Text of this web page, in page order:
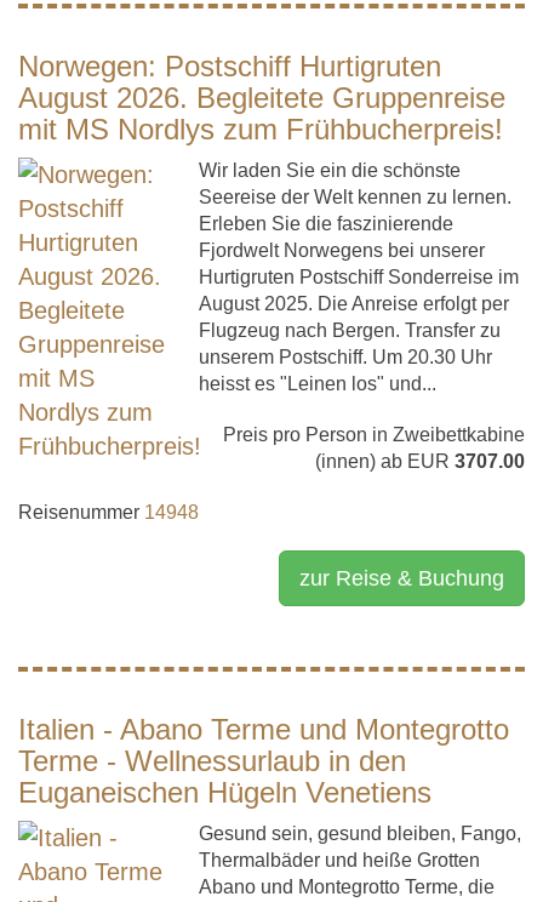
Norwegen: Postschiff Hurtigruten
August 2026. Begleitete Gruppenreise
mit MS Nordlys zum Frühbucherpreis!
Wir laden Sie ein die schönste
Seereise der Welt kennen zu lernen.
Erleben Sie die faszinierende
Fjordwelt Norwegens bei unserer
Hurtigruten Postschiff Sonderreise im
August 2025. Die Anreise erfolgt per
Flugzeug nach Bergen. Transfer zu
unserem Postschiff. Um 20.30 Uhr
heisst es "Leinen los" und...
Preis pro Person in Zweibettkabine
(innen) ab EUR 3707.00
Reisenummer 14948
zur Reise & Buchung
Italien - Abano Terme und Montegrotto
Terme - Wellnessurlaub in den
Euganeischen Hügeln Venetiens
Gesund sein, gesund bleiben, Fango,
Thermalbäder und heiße Grotten
Abano und Montegrotto Terme, die